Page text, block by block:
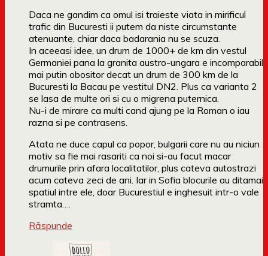
Daca ne gandim ca omul isi traieste viata in mirificul
trafic din Bucuresti ii putem da niste circumstante
atenuante, chiar daca badarania nu se scuza.
In aceeasi idee, un drum de 1000+ de km din vestul
Germaniei pana la granita austro-ungara e incomparabil
mai putin obositor decat un drum de 300 km de la
Bucuresti la Bacau pe vestitul DN2. Plus ca varianta 2
se lasa de multe ori si cu o migrena puternica.
Nu-i de mirare ca multi cand ajung pe la Roman o iau
razna si pe contrasens.
Atata ne duce capul ca popor, bulgarii care nu au niciun
motiv sa fie mai rasariti ca noi si-au facut macar
drumurile prin afara localitatilor, plus cateva autostrazi
acum cateva zeci de ani. Iar in Sofia blocurile au ditamai
spatiul intre ele, doar Bucurestiul e inghesuit intr-o vale
stramta….
Răspunde